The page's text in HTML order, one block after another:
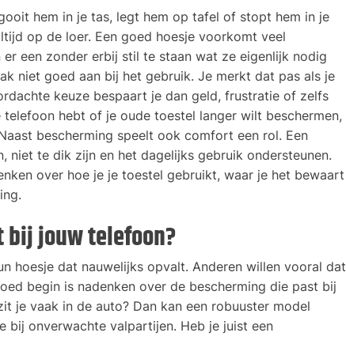
hem in je tas, legt hem op tafel of stopt hem in je
op de loer. Een goed hoesje voorkomt veel
er een zonder erbij stil te staan wat ze eigenlijk nodig
niet goed aan bij het gebruik. Je merkt dat pas als je
keuze bespaart je dan geld, frustratie of zelfs
telefoon hebt of je oude toestel langer wilt beschermen,
bescherming speelt ook comfort een rol. Een
niet te dik zijn en het dagelijks gebruik ondersteunen.
over hoe je je toestel gebruikt, waar je het bewaart
bij jouw telefoon?
hoesje dat nauwelijks opvalt. Anderen willen vooral dat
begin is nadenken over de bescherming die past bij
je vaak in de auto? Dan kan een robuuster model
bij onverwachte valpartijen. Heb je juist een